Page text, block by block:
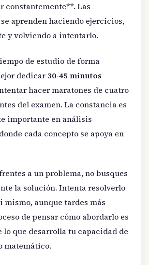
constantemente**. Las
aprenden haciendo ejercicios,
y volviendo a intentarlo.
de estudio de forma
dedicar30-45 minutos
hacer maratones de cuatro
del examen. La constancia es
importante en análisis
cada concepto se apoya en
a un problema, no busques
la solución. Intenta resolverlo
aunque tardes más
de pensar cómo abordarlo es
lo que desarrolla tu capacidad de
matemático.